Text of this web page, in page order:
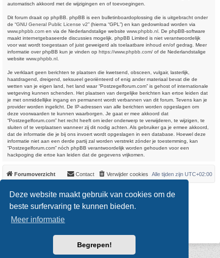
Deze website maakt gebruik van cookies om de
beste surfervaring te kunnen bieden.
Meer informatie
Begrepen!
automatisch akkoord met de wijzigingen en of toevoegingen.
Dit forum draait op phpBB. phpBB is een bulletinboardoplossing die is uitgebracht onder
de “GNU General Public License v2” (hierna “GPL”) en kan gedownload worden via
www.phpbb.com en via de Nederlandstalige website www.phpbb.nl . De phpBB-software
maakt internetgebaseerde discussies mogelijk. phpBB Limited is niet verantwoordelijk
voor wat wordt toegestaan of juist geweigerd als toelaatbare inhoud en/of gedrag. Meer
informatie over phpBB kun je vinden op https://www.phpbb.com/ of de Nederlandstalige
website www.phpbb.nl
Je verklaart geen berichten te plaatsen die kwetsend, obsceen, vulgair, lasterlijk,
haatdragend, dreigend, seksueel georiënteerd of enig ander materiaal bevat die de
wetten van je eigen land, het land waar “Postzegelforum.com” is gehost of internationale
wetgeving kunnen schenden. Het plaatsen van dergelijke berichten kan ertoe leiden dat
je met onmiddellijke ingang en permanent wordt verbannen van dit forum. Tevens kan je
provider worden ingelicht. De IP-adressen van alle berichten worden opgeslagen om
deze voorwaarden te kunnen waarborgen. Je gaat er mee akkoord dat
“Postzegelforum.com” het recht heeft om ieder onderwerp te verwijderen, te wijzigen, te
sluiten of te verplaatsen wanneer zij dit nodig achten. Als gebruiker ga je ermee akkoord,
dat de informatie die je bij ons invoert wordt opgeslagen in een database. Hoewel deze
informatie niet aan een derde partij zal worden verstrekt zónder je toestemming, kan
“Postzegelforum.com” nóch phpBB verantwoordelijk worden gehouden voor een
hackpoging die ertoe kan leiden dat de gegevens vrijkomen.
Forumoverzicht Alle tijden zijn UTC+02:00
Verwijder cookies
Contact
*Original Author:Brad Veryard
*Updated to 3.3.x by MannixMD
* Style version: 3.4.0
Powered by